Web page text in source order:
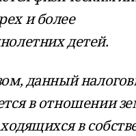
и более
детей.
данный
в отношении
в